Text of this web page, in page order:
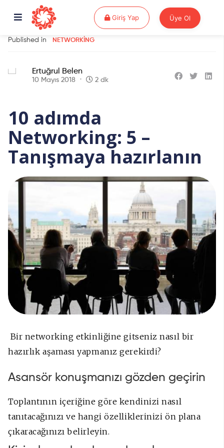
Giriş YapGiriş Yap Üye Ol
Published in NETWORKING
Ertuğrul Belen
10 Mayıs 2018 2 dk
10 adımda
Networking: 5 –
Tanışmaya hazırlanın
Bir networking etkinliğine gitseniz nasıl bir
hazırlık aşaması yapmanız gerekirdi?
Asansör konuşmanızı gözden geçirin
Toplantının içeriğine göre kendinizi nasıl
tanıtacağınızı ve hangi özelliklerinizi ön plana
çıkaracağınızı belirleyin.